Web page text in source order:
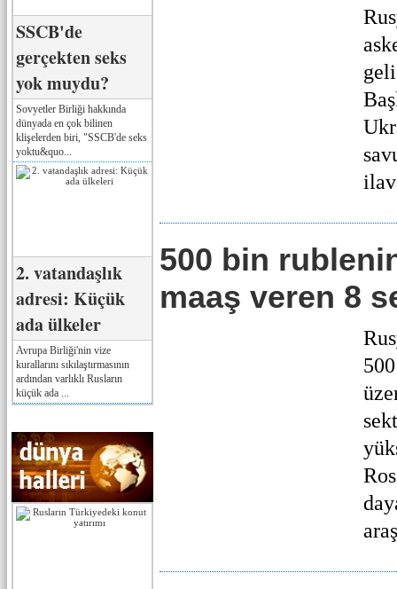
SSCB'de
gerçekten seks
yok muydu?
Sovyetler Birliği hakkında
dünyada en çok bilinen
klişelerden biri, "SSCB'de seks
yoktu&quo...
2. vatandaşlık
adresi: Küçük
ada ülkeler
Avrupa Birliği'nin vize
kurallarını sıkılaştırmasının
ardından varlıklı Rusların
küçük ada ...
500 bin
maaş veren 8